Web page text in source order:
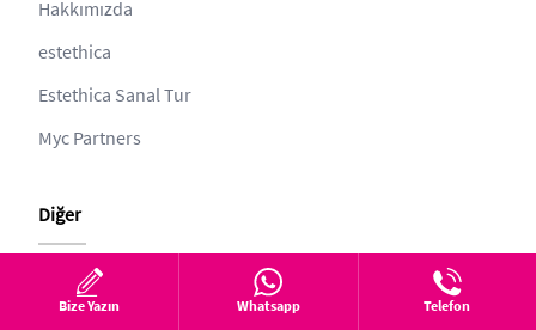
Hakkımızda
estethica
Estethica Sanal Tur
Myc Partners
Diğer
Gizlilik
Bize Yazın Whatsapp Telefon